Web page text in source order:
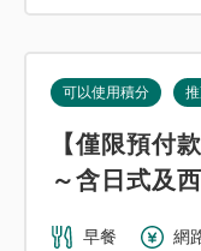
可以使用積分
【僅限預付
～含日式及
早餐 網